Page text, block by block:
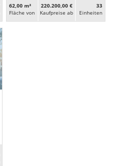
62,00 m²
Fläche von
220.200,00 €
Kaufpreise ab
33
Ein­heiten